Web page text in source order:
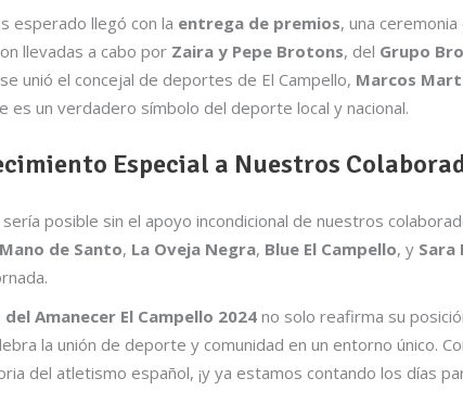
esperado llegó con la entrega de premios, una
llevadas a cabo por Zaira y Pepe Brotons, del Grupo
unió el concejal de deportes de El Campello, Marcos
es un verdadero símbolo del deporte local y nacional.
Especial a Nuestros
posible sin el apoyo incondicional de nuestros
Mano de Santo, La Oveja Negra, Blue El Campello, y Sara
del Amanecer El Campello 2024 no solo reafirma su
la unión de deporte y comunidad en un entorno único.
del atletismo español, ¡y ya estamos contando los días